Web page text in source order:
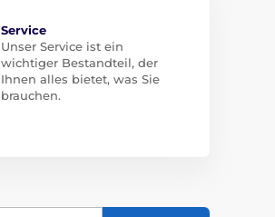
Service
Unser Service ist ein
wichtiger Bestandteil, der
Ihnen alles bietet, was Sie
brauchen.